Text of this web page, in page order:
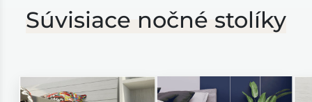
Súvisiace nočné stolíky